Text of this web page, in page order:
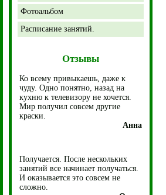
Фотоальбом
Расписание занятий.
Отзывы
Ко всему привыкаешь, даже к
чуду. Одно понятно, назад на
кухню к телевизору не хочется.
Мир получил совсем другие
краски.
Анна
Получается. После нескольких
занятий все начинает получаться.
И оказывается это совсем не
сложно.